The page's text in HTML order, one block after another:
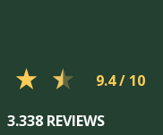
9.4
3.338 REVIEWS